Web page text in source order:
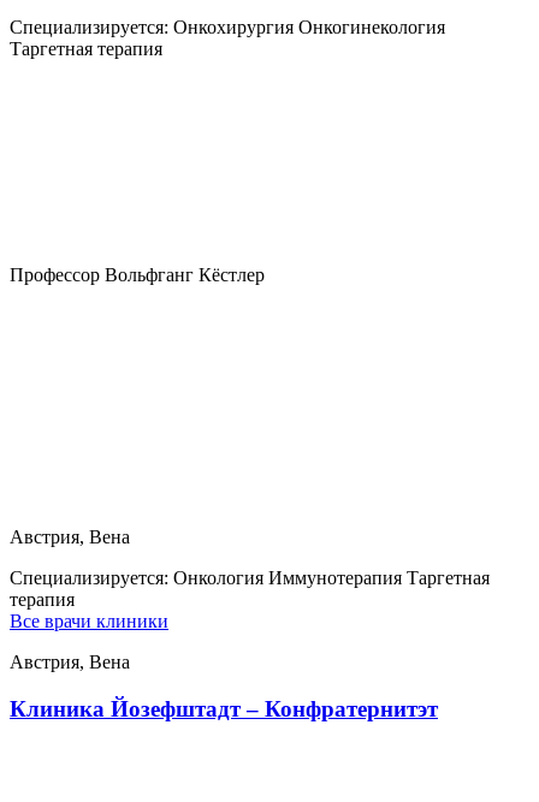
Специализируется: Онкохирургия Онкогинекология
Таргетная терапия
Профессор Вольфганг Кёстлер
Австрия, Вена
Специализируется: Онкология Иммунотерапия Таргетная
терапия
Все врачи клиники
Австрия, Вена
Клиника Йозефштадт – Конфратернитэт